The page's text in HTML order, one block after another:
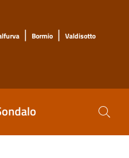
| Bormio | Valdisotto